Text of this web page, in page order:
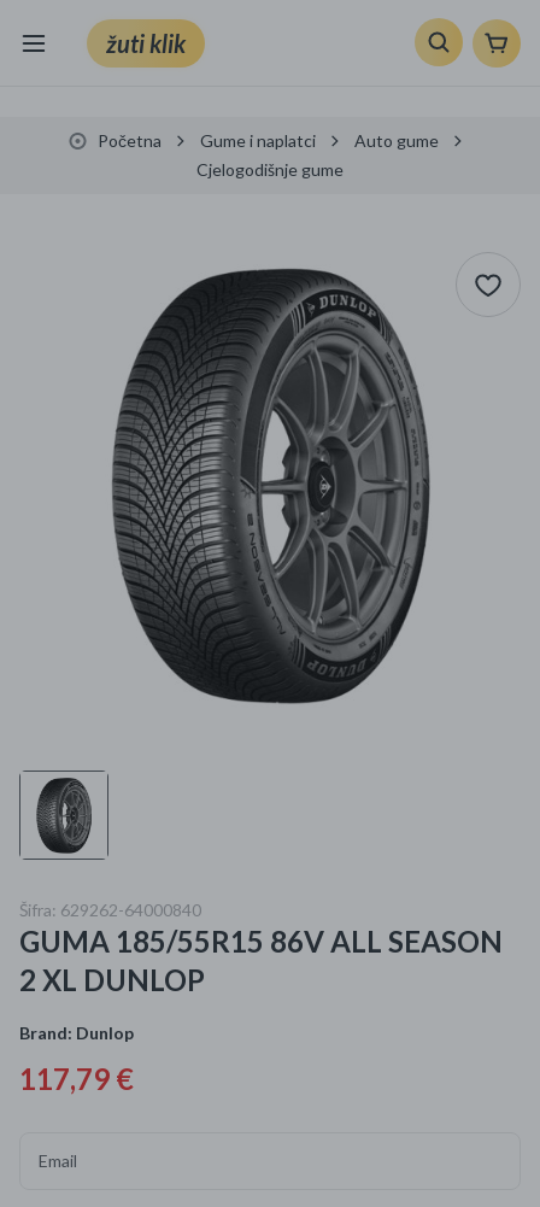
žuti klik
Knjige, škola i ured
VRT I ALATI
Klik supermarket
Sport i slobodno vrijeme
Ljepota i zdravlje
Mame i bebe
Specijalne kategorije
Čišćenje zaliha
Kišobrani akcija
Roba s greškom
Početna Gume i naplatci
Auto gume
Cjelogodišnje gume
Šifra: 629262-64000840
GUMA 185/55R15 86V ALL SEASON
2 XL DUNLOP
Brand: Dunlop
117,79 €
Email